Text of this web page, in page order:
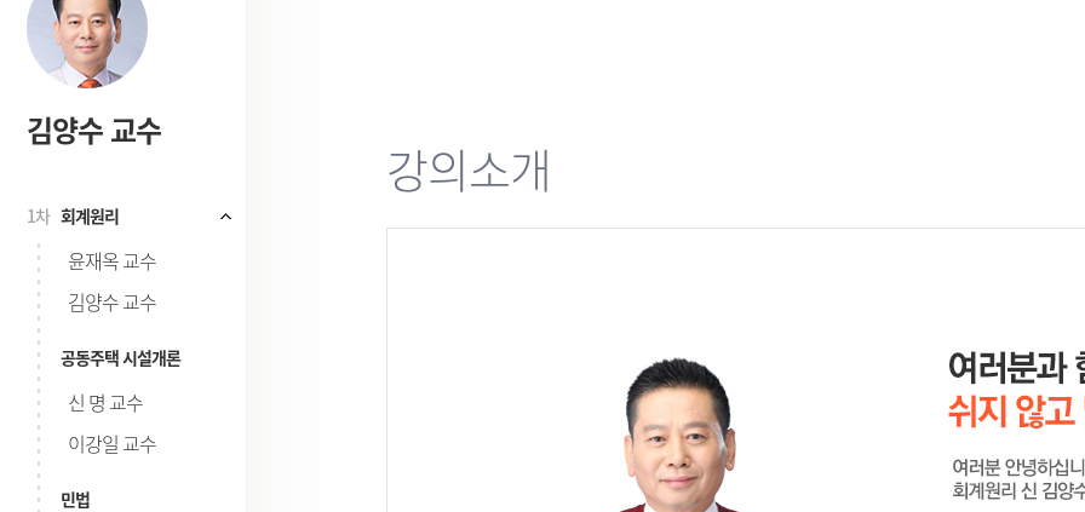
진심어린 강의입니다.
교수님, 진심으로 정말
명품 강의로 막막했던
김양수 교수
1차
시험
회계원리
윤재옥 교수
김양수 교수
공동주택 시설개론
신 명 교수
이강일 교수
민법
강의소개